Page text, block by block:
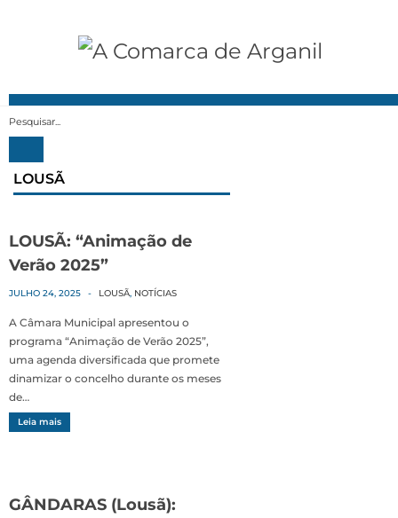
LOUSÃ
LOUSÃ: “Animação de
Verão 2025”
JULHO 24, 2025 - LOUSÃ, NOTÍCIAS
A Câmara Municipal apresentou o
programa “Animação de Verão 2025”,
uma agenda diversificada que promete
dinamizar o concelho durante os meses
de…
Leia mais
GÂNDARAS (Lousã):